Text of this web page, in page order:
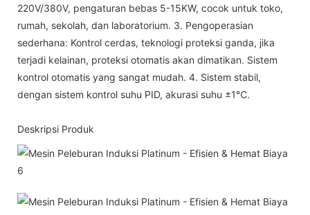
220V/380V, pengaturan bebas 5-15KW, cocok untuk toko,
rumah, sekolah, dan laboratorium. 3. Pengoperasian
sederhana: Kontrol cerdas, teknologi proteksi ganda, jika
terjadi kelainan, proteksi otomatis akan dimatikan. Sistem
kontrol otomatis yang sangat mudah. ​​4. Sistem stabil,
dengan sistem kontrol suhu PID, akurasi suhu ±1℃.
Deskripsi Produk